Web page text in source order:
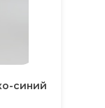
синий